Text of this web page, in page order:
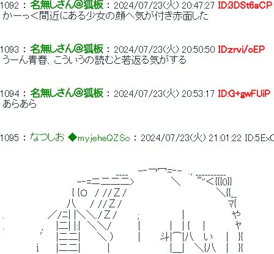
1092 ： 名無しさん＠狐板 ： 2024/07/23(火) 20:47:27 ID:3DSt6aCP
かーっ＜間近にある少女の顔へ気が付き赤面した
1093 ： 名無しさん＠狐板 ： 2024/07/23(火) 20:50:50 ID:zrvi/oEP
うーん青春、こういうの読むと若返る気がする
1094 ： 名無しさん＠狐板 ： 2024/07/23(火) 20:53:17 ID:G+gwFUiP
あらあら
1095 ： なつしお ◆myjeheQZSo ： 2024/07/23(火) 21:01:22
____　 -‐￢冖=‐-　., __________
-‐=ニ二二二>　　 　 　 ＼　　 ~''＜{{{0}}
{ {Ｏ　/ //Ζ/　　　　　　　 　 　 　 　 ＼{{__
八　　/ //Ζ/　　　　　　　　 　 　 　 　 　 ﾏ{
.　　 　 　　 ／/ﾆ| |＼＼./Ζ/　　　;　 　 　 　 ｜　　　　　　 や
.　　　　　 , 　 |二| |:|　＼＼/　　 　 |　 　 　 |　 | { 　 |　　　　 ﾔ
′　|二二|　　 ＼ ）　　　 |　 　 斗|⌒|八　 い 　 |　 }{
ⅰ　　|二二|　　　　|　　　　　　　 　 |＿|　 ＼{八　 |　 }{